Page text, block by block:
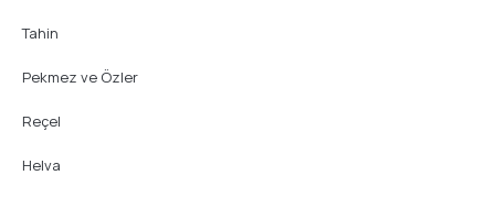
Tahin
Pekmez ve Özler
Reçel
Helva